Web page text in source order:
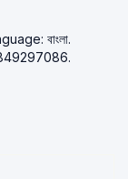
বাংলা.